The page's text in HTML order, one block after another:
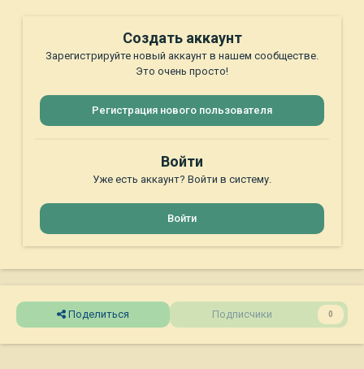
Создать аккаунт
Зарегистрируйте новый аккаунт в нашем сообществе.
Это очень просто!
Регистрация нового пользователя
Войти
Уже есть аккаунт? Войти в систему.
Войти
Поделиться Подписчики 0